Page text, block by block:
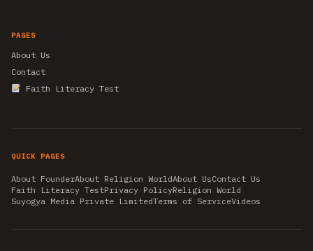
PAGES
About Us
Contact
Faith Literacy Test
QUICK PAGES
About FounderAbout Religion WorldAbout UsContact Us
Faith Literacy TestPrivacy PolicyReligion World
Suyogya Media Private LimitedTerms of ServiceVideos